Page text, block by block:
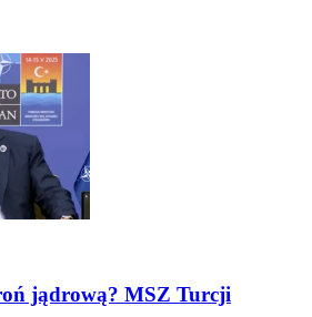
jądrową? MSZ Turcji